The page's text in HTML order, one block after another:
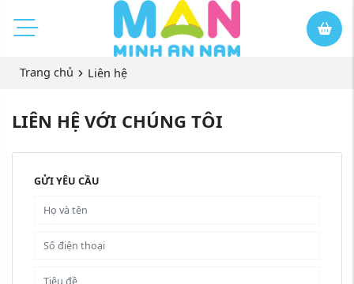
Trang chủ Liên hệ
LIÊN HỆ VỚI CHÚNG TÔI
GỬI YÊU CẦU